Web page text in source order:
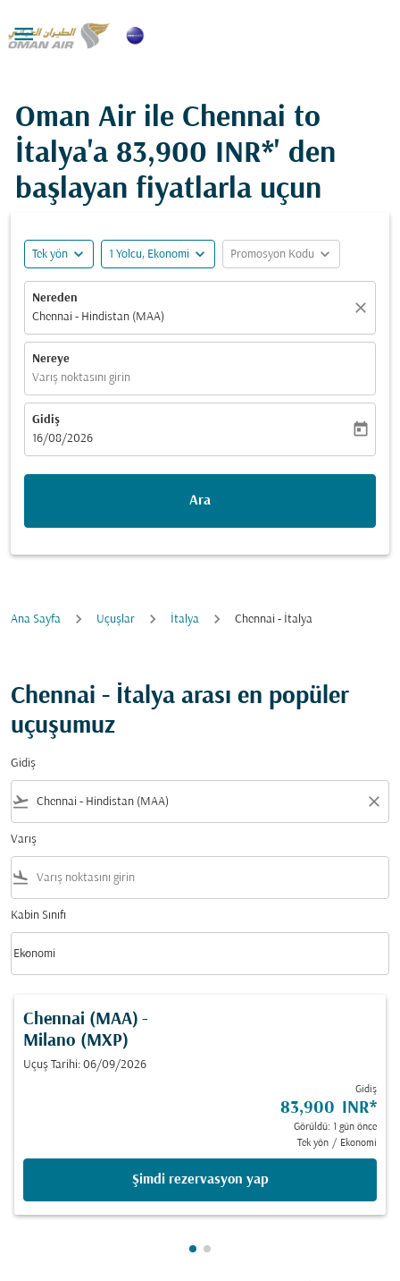

Oman Air ile Chennai to
İtalya'a 83,900 INR*' den
başlayan fiyatlarla uçun
Tek yön expand_more 1 Yolcu, Ekonomi expand_more Promosyon Kodu expand_more
Nereden
Chennai - Hindistan (MAA)
close
Nereye
Varış noktasını girin
Gidiş
fc-booking-departure-date-aria-label
16/08/2026
today
Ara
Ana Sayfa Uçuşlar İtalya Chennai - İtalya
Chennai - İtalya arası en popüler
uçuşumuz
Gidiş
flight_takeoff close
Varış
flight_land
Kabin Sınıfı
Kabin Sınıfı option Ekonomi Selected
Ekonomi
keyboard_arrow_down
Chennai (MAA) -
Milano (MXP)
Uçuş Tarihi: 06/09/2026
Gidiş
83,900 INR*
Görüldü: 1 gün önce
Tek yön / Ekonomi
Şimdi rezervasyon yap
gösteriliyor cmp-pagination-
gösteriliyor cmp-